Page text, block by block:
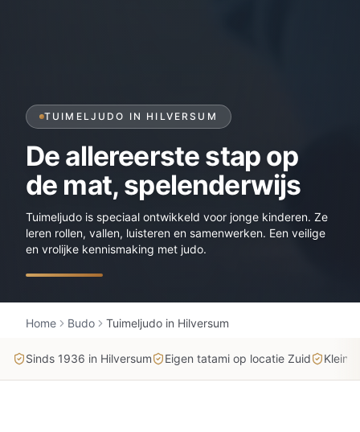
TUIMELJUDO IN HILVERSUM
De allereerste stap op
de mat, spelenderwijs
Tuimeljudo is speciaal ontwikkeld voor jonge kinderen. Ze
leren rollen, vallen, luisteren en samenwerken. Een veilige
en vrolijke kennismaking met judo.
Home Budo Tuimeljudo in Hilversum
Sinds 1936 in Hilversum Eigen tatami op locatie Zuid